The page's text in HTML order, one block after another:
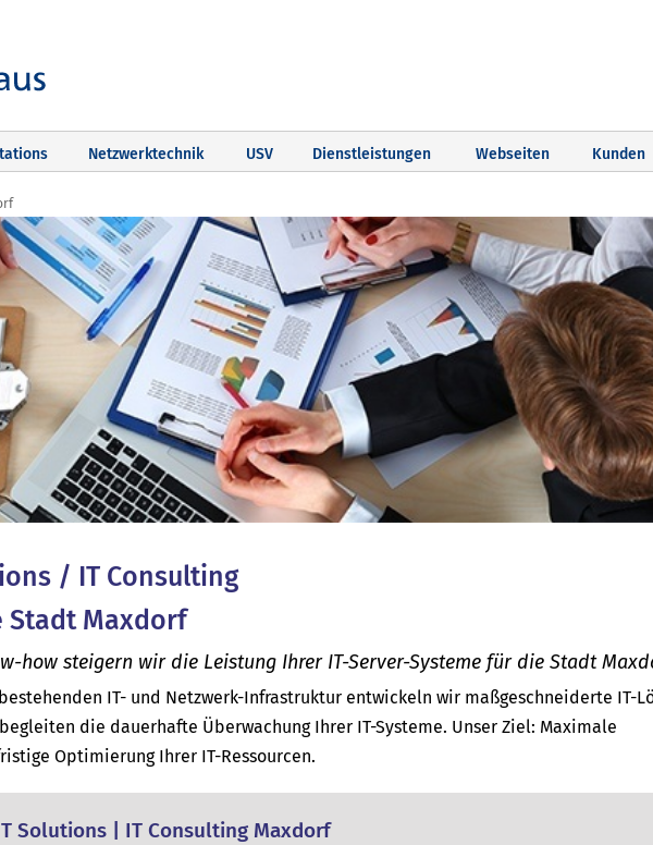
Netzwerktechnik USV Dienstleistungen Webseiten Kunden
/ IT Consulting
Stadt Maxdorf
how steigern wir die Leistung Ihrer IT-Server-Systeme für die Stadt
IT- und Netzwerk-Infrastruktur entwickeln wir maßgeschneiderte IT-
die dauerhafte Überwachung Ihrer IT-Systeme. Unser Ziel: Maximale
Optimierung Ihrer IT-Ressourcen.
Solutions | IT Consulting Maxdorf